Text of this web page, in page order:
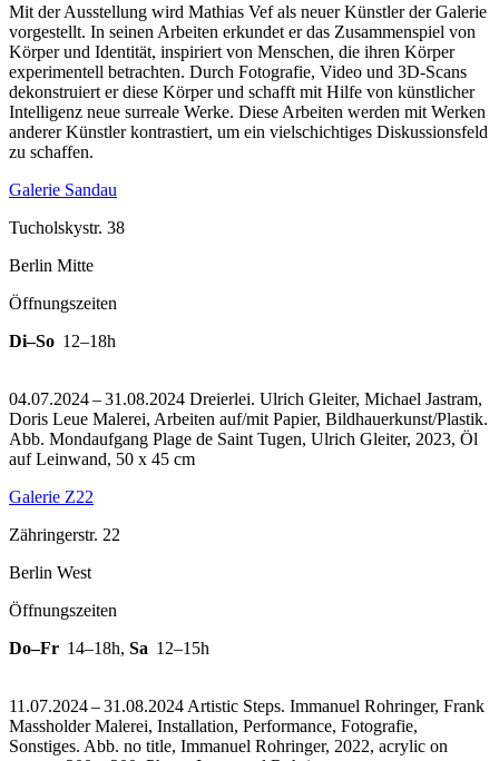
Mit der Ausstellung wird Mathias Vef als neuer Künstler der Galerie
vorgestellt. In seinen Arbeiten erkundet er das Zusammenspiel von
Körper und Identität, inspiriert von Menschen, die ihren Körper
experimentell betrachten. Durch Fotografie, Video und 3D-Scans
dekonstruiert er diese Körper und schafft mit Hilfe von künstlicher
Intelligenz neue surreale Werke. Diese Arbeiten werden mit Werken
anderer Künstler kontrastiert, um ein vielschichtiges Diskussionsfeld
zu schaffen.
Galerie Sandau
Tucholskystr. 38
Berlin Mitte
Öffnungszeiten
Di–So 12–18h
04.07.2024 – 31.08.2024 Dreierlei. Ulrich Gleiter, Michael Jastram,
Doris Leue Malerei, Arbeiten auf/mit Papier, Bildhauerkunst/Plastik.
Abb. Mondaufgang Plage de Saint Tugen, Ulrich Gleiter, 2023, Öl
auf Leinwand, 50 x 45 cm
Galerie Z22
Zähringerstr. 22
Berlin West
Öffnungszeiten
Do–Fr 14–18h, Sa 12–15h
11.07.2024 – 31.08.2024 Artistic Steps. Immanuel Rohringer, Frank
Massholder Malerei, Installation, Performance, Fotografie,
Sonstiges. Abb. no title, Immanuel Rohringer, 2022, acrylic on